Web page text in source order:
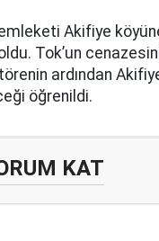
Akifiye
Tok’un
ardından Akifiye
öğrenildi.
KAT